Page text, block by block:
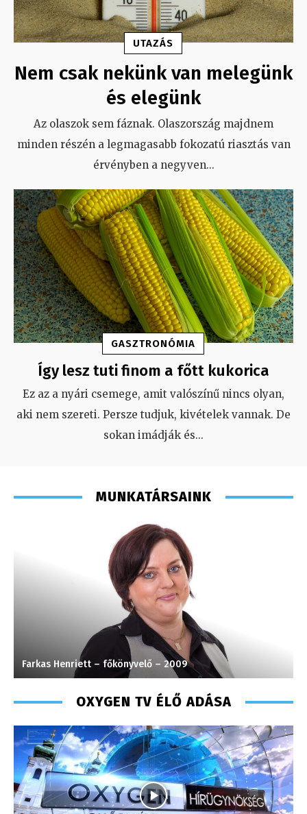
UTAZÁS
Nem csak nekünk van melegünk
és elegünk
Az olaszok sem fáznak. Olaszország majdnem
minden részén a legmagasabb fokozatú riasztás van
érvényben a negyven...
GASZTRONÓMIA
Így lesz tuti finom a főtt kukorica
Ez az a nyári csemege, amit valószínű nincs olyan,
aki nem szereti. Persze tudjuk, kivételek vannak. De
sokan imádják és...
MUNKATÁRSAINK
Szabó Döníz – sales manager – 2014
OXYGEN TV ÉLŐ ADÁSA